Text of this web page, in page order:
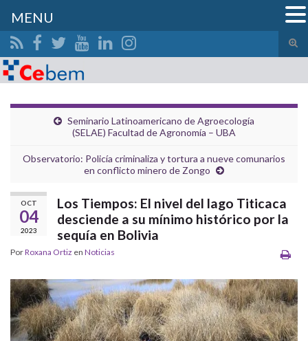
el
Search for:
Seminario Latinoamericano de Agroecología
(SELAE) Facultad de Agronomía – UBA
Observatorio: Policía criminaliza y tortura a nueve comunarios
en conflicto minero de Zongo
OCT
04
2023
Los Tiempos: El nivel del lago Titicaca
desciende a su mínimo histórico por la
sequía en Bolivia
PorRoxana Ortiz en Noticias
MENU